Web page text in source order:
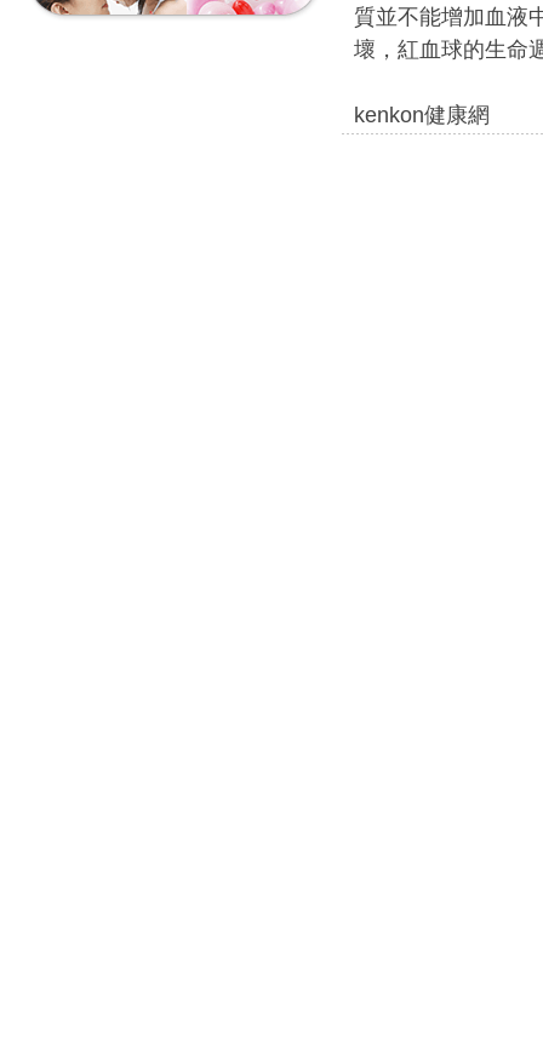
質並不能增加血液
壞，紅血球的生命
kenkon健康網